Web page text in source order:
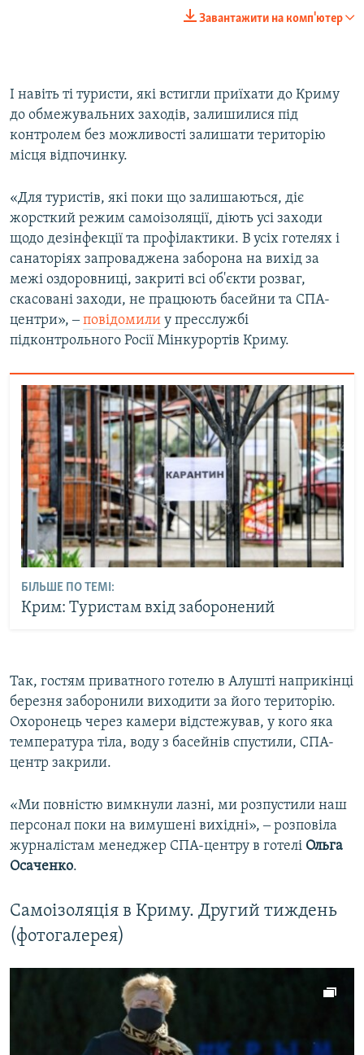
1080p
1080p
Завантажити на комп'ютер
І навіть ті туристи, які встигли приїхати до Криму
до обмежувальних заходів, залишилися під
контролем без можливості залишати територію
місця відпочинку.
«Для туристів, які поки що залишаються, діє
жорсткий режим самоізоляції, діють усі заходи
щодо дезінфекції та профілактики. В усіх готелях і
санаторіях запроваджена заборона на вихід за
межі оздоровниці, закриті всі об'єкти розваг,
скасовані заходи, не працюють басейни та СПА-
центри», ‒повідомили у пресслужбі
підконтрольного Росії Мінкурортів Криму.
БІЛЬШЕ ПО ТЕМІ:
Крим: Туристам вхід заборонений
Так, гостям приватного готелю в Алушті наприкінці
березня заборонили виходити за його територію.
Охоронець через камери відстежував, у кого яка
температура тіла, воду з басейнів спустили, СПА-
центр закрили.
«Ми повністю вимкнули лазні, ми розпустили наш
персонал поки на вимушені вихідні», ‒ розповіла
журналістам менеджер СПА-центру в готелі Ольга
Осаченко.
Самоізоляція в Криму. Другий тиждень
(фотогалерея)